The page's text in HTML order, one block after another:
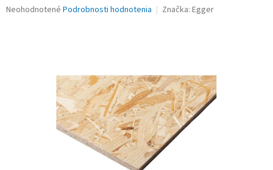
Priemerné
Neohodnotené Podrobnosti hodnotenia Značka: Egger